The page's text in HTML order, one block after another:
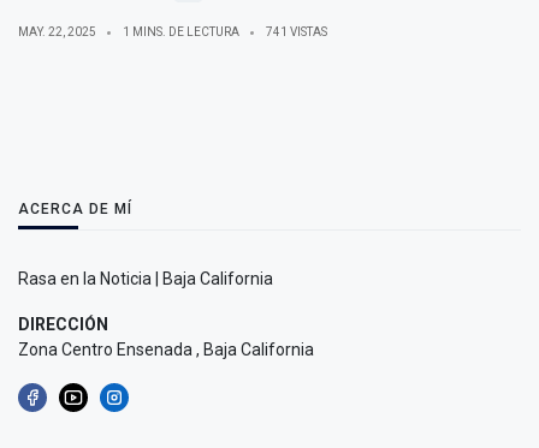
MAY. 22, 2025 1 MINS. DE LECTURA 741 VISTAS
ACERCA DE MÍ
Rasa en la Noticia | Baja California
DIRECCIÓN
Zona Centro Ensenada , Baja California